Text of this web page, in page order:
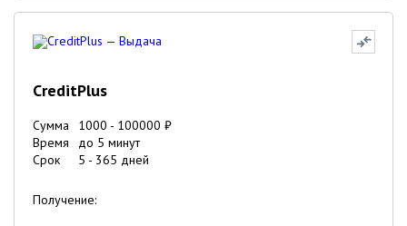
CreditPlus
Сумма 1000 - 100000 ₽
Время
до 5 минут
Срок
5 - 365 дней
Получение: